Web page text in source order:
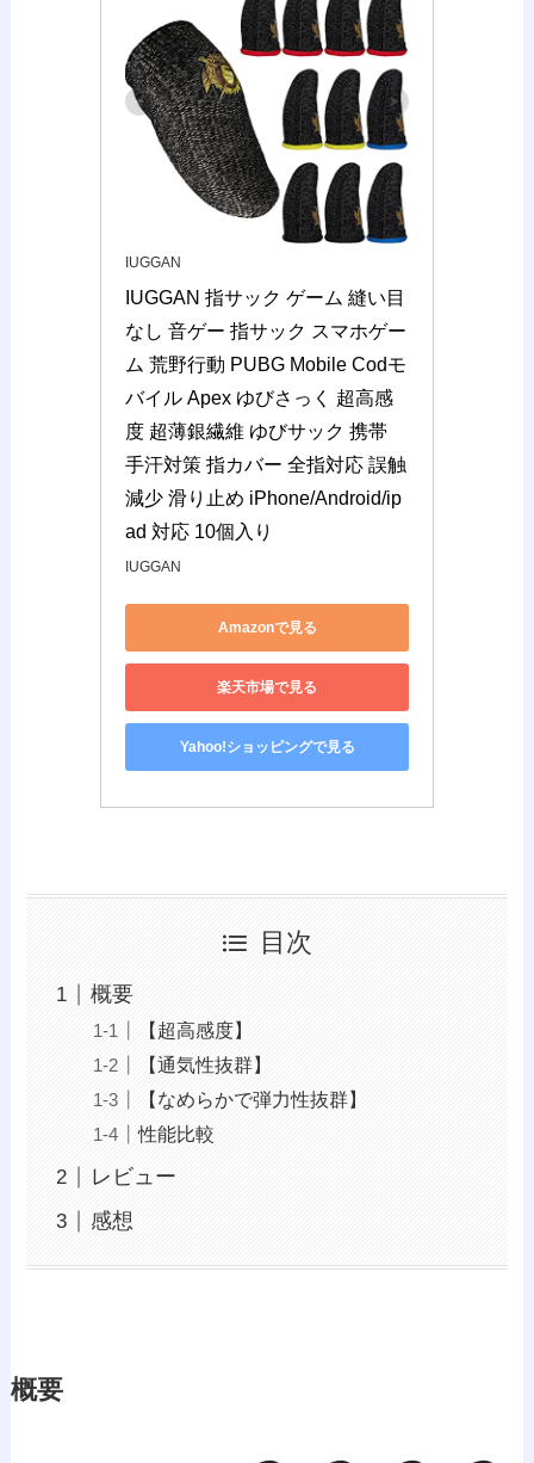
IUGGAN
IUGGAN 指サック ゲーム 縫い目
なし 音ゲー 指サック スマホゲー
ム 荒野行動 PUBG Mobile Codモ
バイル Apex ゆびさっく 超高感
度 超薄銀繊維 ゆびサック 携帯
手汗対策 指カバー 全指対応 誤触
減少 滑り止め iPhone/Android/ip
ad 対応 10個入り
IUGGAN
Amazonで見る
楽天市場で見る
Yahoo!ショッピングで見る
目次
概要
【超高感度】
【通気性抜群】
【なめらかで弾力性抜群】
性能比較
レビュー
感想
概要